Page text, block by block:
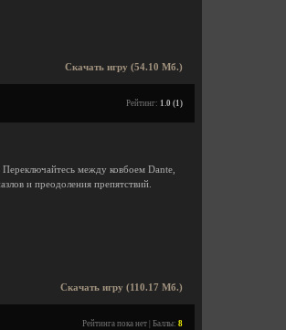
Скачать игру (54.10 Мб.)
Рейтинг: 1.0 (1)
между ковбоем Dante,
и преодоления препятствий.
Скачать игру (110.17 Мб.)
Рейтинга пока нет | Баллы: 8